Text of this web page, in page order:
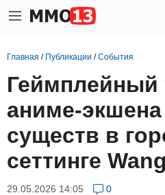
Главная / Публикации /События
Геймплейный
аниме-
существ в
сеттинге
29.05.2026 14:05 0